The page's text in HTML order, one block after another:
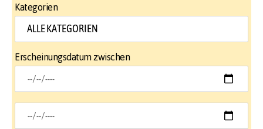
Kategorien
Erscheinungsdatum zwischen